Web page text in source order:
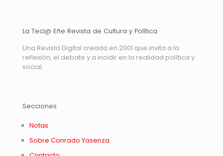
La Tecl@ Eñe Revista de Cultura y Política
Una Revista Digital creada en 2001 que invita a la
reflexión, el debate y a incidir en la realidad política y
social.
Secciones
Notas
Sobre Conrado Yasenza